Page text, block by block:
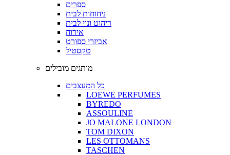
ספרים
ניחוחות לבית
ריהוט ונוי לבית
אירוח
אביזרי ספורט
טקסטיל
מותגים מובילים
כל המעצבים
LOEWE PERFUMES
BYREDO
ASSOULINE
JO MALONE LONDON
TOM DIXON
LES OTTOMANS
TASCHEN